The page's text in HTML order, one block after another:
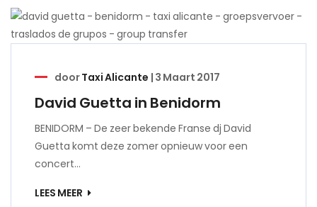
doorTaxi Alicante | 3 Maart 2017
David Guetta in Benidorm
BENIDORM – De zeer bekende Franse dj David
Guetta komt deze zomer opnieuw voor een
concert…
LEES MEER